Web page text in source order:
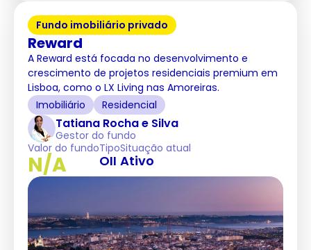
Fundo imobiliário privado
Reward
A Reward está focada no desenvolvimento e
crescimento de projetos residenciais premium em
Lisboa, como o LX Living nas Amoreiras.
Imobiliário
Residencial
Tatiana Rocha e Silva
Gestor do fundo
Valor do fundo
N/A
Tipo
OII
Situação atual
Ativo